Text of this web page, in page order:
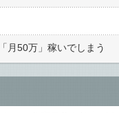
月50万」稼いでしまう